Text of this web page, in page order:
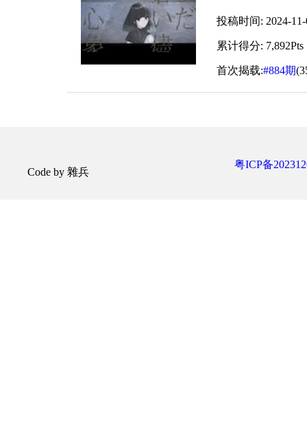
投稿时间: 2024-11-
累计得分: 7,892Pts
首次揭载:#884期
Code by 雜兵
粤ICP备